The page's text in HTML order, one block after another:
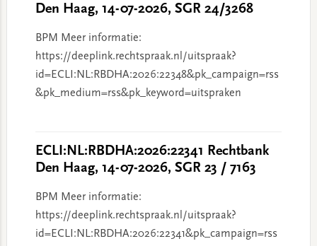
Den Haag, 14-07-2026, SGR 24/3268
BPM Meer informatie:
https://deeplink.rechtspraak.nl/uitspraak?
id=ECLI:NL:RBDHA:2026:22348&pk_campaign=rss
&pk_medium=rss&pk_keyword=uitspraken
ECLI:NL:RBDHA:2026:22341 Rechtbank
Den Haag, 14-07-2026, SGR 23 / 7163
BPM Meer informatie:
https://deeplink.rechtspraak.nl/uitspraak?
id=ECLI:NL:RBDHA:2026:22341&pk_campaign=rss